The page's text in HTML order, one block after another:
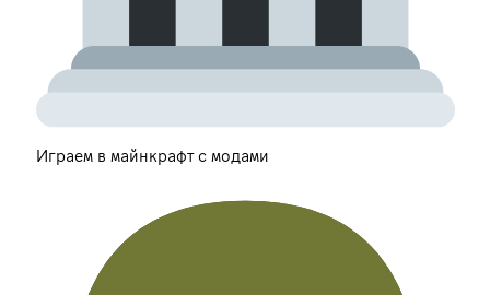
Играем в майнкрафт с модами